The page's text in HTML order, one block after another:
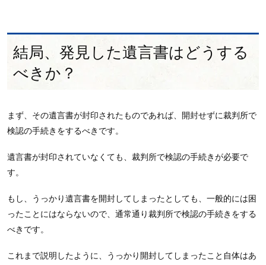
結局、発見した遺言書はどうする
べきか？
まず、その遺言書が封印されたものであれば、開封せずに裁判所で
検認の手続きをするべきです。
遺言書が封印されていなくても、裁判所で検認の手続きが必要で
す。
もし、うっかり遺言書を開封してしまったとしても、一般的には困
ったことにはならないので、通常通り裁判所で検認の手続きをする
べきです。
これまで説明したように、うっかり開封してしまったこと自体はあ